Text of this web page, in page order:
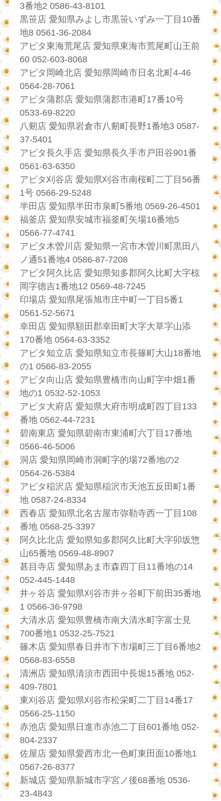
3番地2 0586-43-8101
黒笹店 愛知県みよし市黒笹いずみ一丁目10番
地8 0561-36-2084
アピタ東海荒尾店 愛知県東海市荒尾町山王前
60 052-603-8068
アピタ岡崎北店 愛知県岡崎市日名北町4-46
0564-28-7061
アピタ蒲郡店 愛知県蒲郡市港町17番10号
0533-69-8220
八剱店 愛知県岩倉市八剱町長野1番地3 0587-
37-5401
アピタ長久手店 愛知県長久手市戸田谷901番
0561-63-6350
アピタ刈谷店 愛知県刈谷市南桜町二丁目56番
1号 0566-29-5248
半田店 愛知県半田市泉町5番地 0569-26-4501
福釜店 愛知県安城市福釜町矢場16番地5
0566-77-4741
アピタ木曽川店 愛知県一宮市木曽川町黒田八
ノ通51番地4 0586-87-7208
アピタ阿久比店 愛知県知多郡阿久比町大字椋
岡字徳吉1番地12 0569-48-7245
印場店 愛知県尾張旭市庄中町一丁目5番1
0561-52-5671
幸田店 愛知県額田郡幸田町大字大草字山添
170番地 0564-63-3352
アピタ知立店 愛知県知立市長篠町大山18番地
の1 0566-83-2055
アピタ向山店 愛知県豊橋市向山町字中畑1番
地の1 0532-52-1053
アピタ大府店 愛知県大府市明成町四丁目133
番地 0562-44-7231
碧南東店 愛知県碧南市東浦町六丁目17番地
0566-46-5006
洞店 愛知県岡崎市洞町字的場72番地の2
0564-26-5384
アピタ稲沢店 愛知県稲沢市天池五反田町1番
地 0587-24-8334
西春店 愛知県北名古屋市弥勒寺西一丁目108
番地 0568-25-3397
阿久比北店 愛知県知多郡阿久比町大字卯坂惣
山65番地 0569-48-8907
甚目寺店 愛知県あま市森四丁目11番地の14
052-445-1448
井ヶ谷店 愛知県刈谷市井ヶ谷町下前田35番地
1 0566-36-9798
大清水店 愛知県豊橋市南大清水町字富士見
700番地1 0532-25-7521
篠木店 愛知県春日井市下市場町三丁目6番地2
0568-83-6558
清洲店 愛知県清須市西田中長堀15番地 052-
409-7801
東刈谷店 愛知県刈谷市松栄町二丁目14番17
0566-25-1150
赤池店 愛知県日進市赤池二丁目601番地 052-
804-2337
佐屋店 愛知県愛西市北一色町東田面10番地1
0567-26-8377
新城店 愛知県新城市字宮ノ後68番地 0536-
23-4843